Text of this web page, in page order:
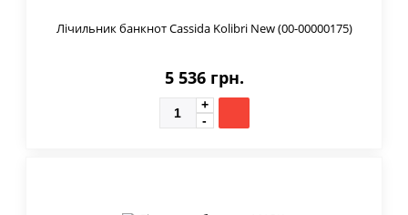
Лічильник банкнот Cassida Kolibri New (00-00000175)
5 536 грн.